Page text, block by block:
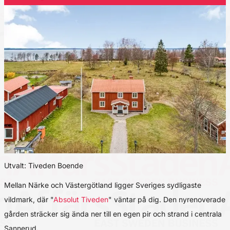
Utvalt: Tiveden Boende
Mellan Närke och Västergötland ligger Sveriges sydligaste
vildmark, där "Absolut Tiveden" väntar på dig. Den nyrenoverade
gården sträcker sig ända ner till en egen pir och strand i centrala